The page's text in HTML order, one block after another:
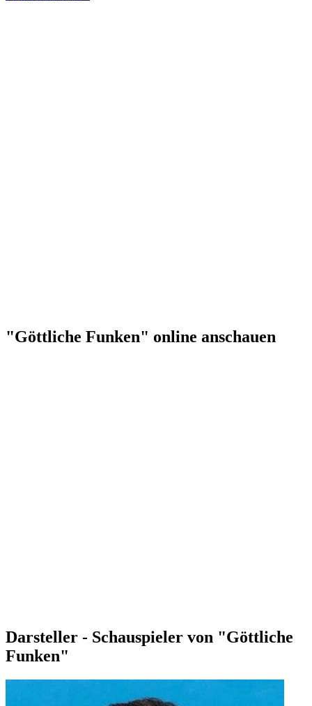
"Göttliche Funken" online anschauen
Darsteller - Schauspieler von "Göttliche
Funken"